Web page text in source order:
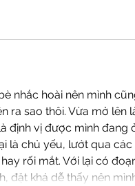
nhắc hoài nên mình
ra sao thôi. Vừa mở lên
định vị được mình
là chủ yếu, lướt qua
rối mắt. Với lại có
đặt khá dễ thấy nên